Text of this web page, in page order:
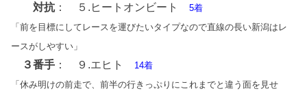
対抗： ５.ヒートオンビート5着
「前を目標にしてレースを運びたいタイプなので直線の長い新潟はレ
ースがしやすい」
３番手 ： ９.エヒト
14着
「休み明けの前走で、前半の行きっぷりにこれまでと違う面を見せ